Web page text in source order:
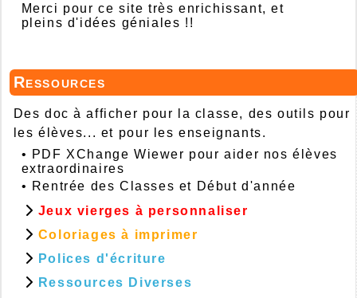
Merci pour ce site très enrichissant, et
pleins d'idées géniales !!
Ressources
Des doc à afficher pour la classe, des outils pour
les élèves... et pour les enseignants.
• PDF XChange Wiewer pour aider nos élèves
extraordinaires
• Rentrée des Classes et Début d'année
Jeux vierges à personnaliser
Coloriages à imprimer
Polices d'écriture
Ressources Diverses